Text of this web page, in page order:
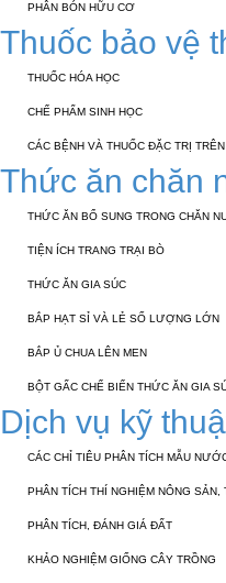
PHÂN BÓN HỮU CƠ
Thuốc bảo vệ
THUỐC HÓA HỌC
CHẾ PHẨM SINH HỌC
CÁC BỆNH VÀ THUỐC ĐẶC TRỊ
Thức ăn chăn
THỨC ĂN BỔ SUNG TRONG CHĂN
TIỆN ÍCH TRANG TRẠI BÒ
THỨC ĂN GIA SÚC
BẮP HẠT SỈ VÀ LẺ SỐ LƯỢNG LỚN
BẮP Ủ CHUA LÊN MEN
BỘT GẤC CHẾ BIẾN THỨC ĂN GIA
Dịch vụ kỹ
CÁC CHỈ TIÊU PHÂN TÍCH MẪU
PHÂN TÍCH THÍ NGHIỆM NÔNG SẢN,
PHÂN TÍCH, ĐÁNH GIÁ ĐẤT
KHẢO NGHIỆM GIỐNG CÂY TRỒNG